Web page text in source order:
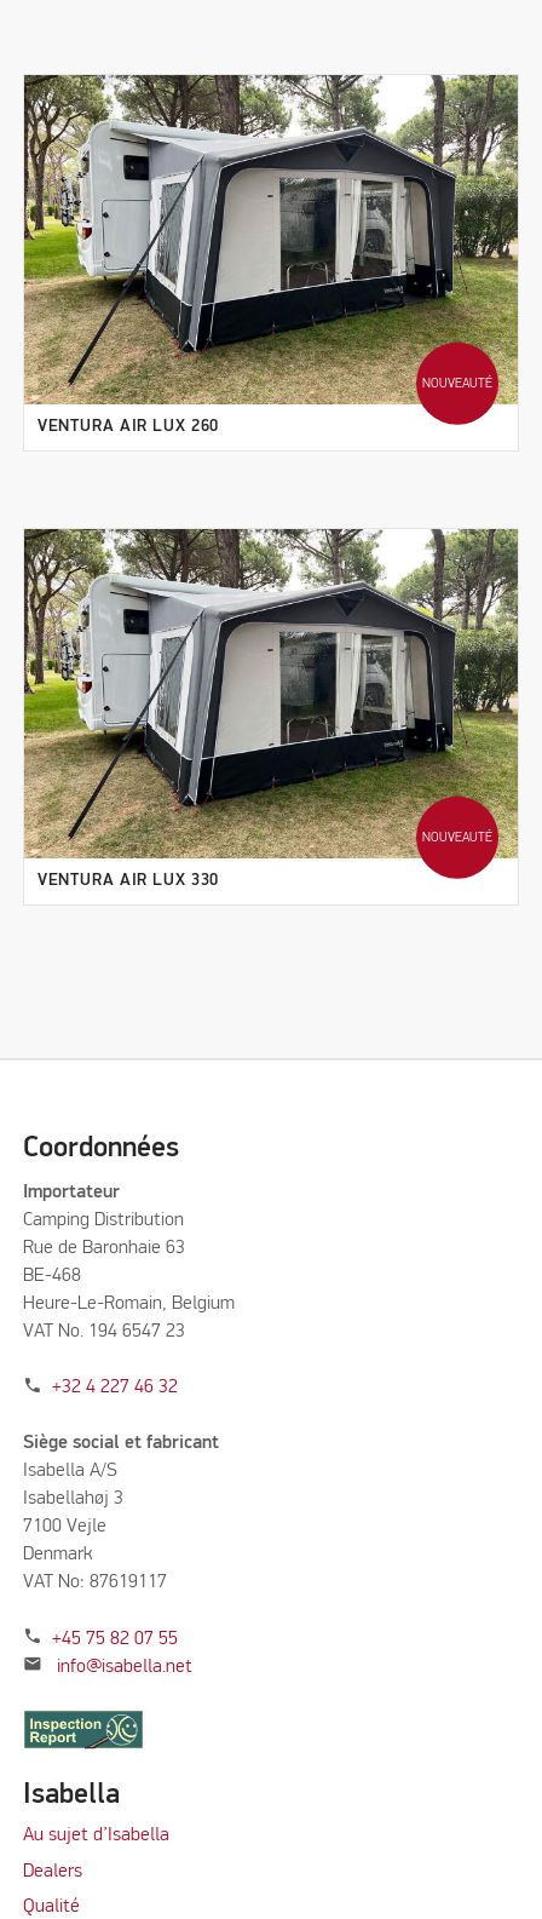
NOUVEAUTÉ
VENTURA AIR LUX 260
NOUVEAUTÉ
VENTURA AIR LUX 330
Coordonnées
Importateur
Camping Distribution
Rue de Baronhaie 63
BE-468
Heure-Le-Romain, Belgium
VAT No. 194 6547 23
phone +32 4 227 46 32
Siège social et fabricant
Isabella A/S
Isabellahøj 3
7100 Vejle
Denmark
VAT No: 87619117
phone +45 75 82 07 55
mail info@isabella.net
Isabella
Au sujet d’Isabella
Dealers
Qualité